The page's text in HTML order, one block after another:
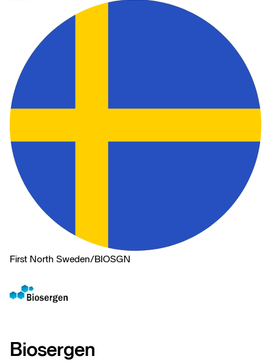
First North Sweden/BIOSGN
Biosergen